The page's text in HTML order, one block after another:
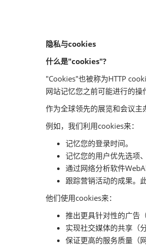
隐私与cookies
什么是"cookies"?
"Cookies"也被称为HTTP
网站记忆您之前可能进行的操
作为全球领先的展览和会议主
例如，我们利用cookies来：
记忆您的登录时间。
记忆您的用户优先选项
通过网络分析软件
跟踪营销活动的成果。
他们使用cookies来：
推出更具针对性的广告
实现社交媒体的共享（
保证更高的服务质量（